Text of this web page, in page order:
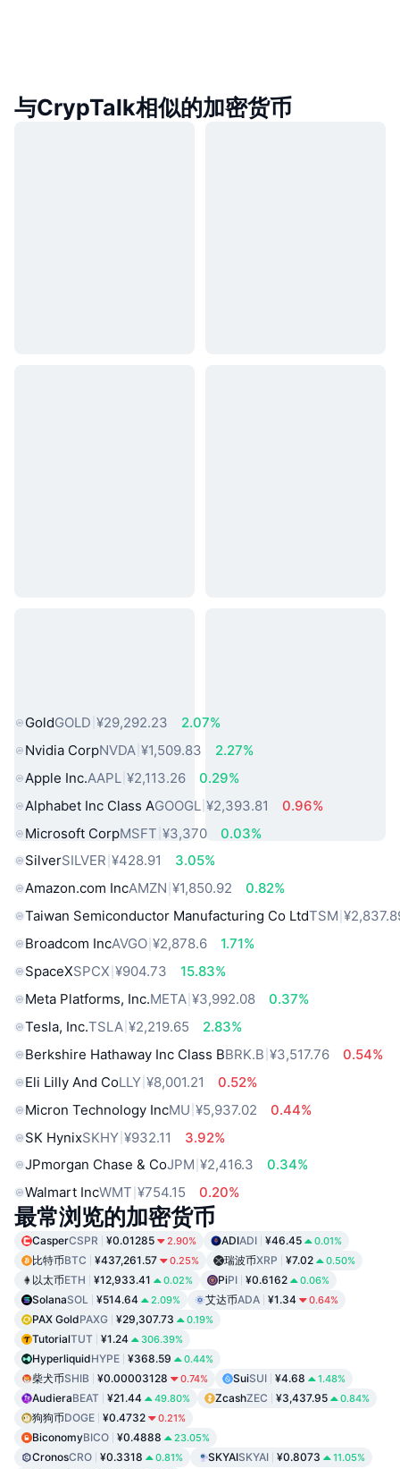
与CrypTalk相似的加密货币
GoldGOLD ¥29,292.23
2.07%
Nvidia CorpNVDA ¥1,509.83
2.27%
Apple Inc.AAPL ¥2,113.26
0.29%
Alphabet Inc Class AGOOGL ¥2,393.81
0.96%
Microsoft CorpMSFT ¥3,370
0.03%
SilverSILVER ¥428.91
3.05%
Amazon.com IncAMZN ¥1,850.92
0.82%
Taiwan Semiconductor Manufacturing Co LtdTSM
Broadcom IncAVGO ¥2,878.6
1.71%
SpaceXSPCX ¥904.73
15.83%
Meta Platforms, Inc.META ¥3,992.08
0.37%
Tesla, Inc.TSLA ¥2,219.65
2.83%
Berkshire Hathaway Inc Class BBRK.B ¥3,517.76
0.54%
Eli Lilly And CoLLY ¥8,001.21
0.52%
Micron Technology IncMU ¥5,937.02
0.44%
SK HynixSKHY ¥932.11
3.92%
JPmorgan Chase & CoJPM ¥2,416.3
0.34%
Walmart IncWMT ¥754.15 0.20%
最常浏览的加密货币
CasperCSPR ¥0.01285 2.90% ADIADI ¥46.45 0.01%
比特币BTC ¥437,261.57 0.25% 瑞波币XRP ¥7.02 0.50%
以太币ETH ¥12,933.41 0.02% PiPI ¥0.6162 0.06%
SolanaSOL ¥514.64 2.09% 艾达币ADA ¥1.34 0.64%
PAX GoldPAXG ¥29,307.73 0.19%
TutorialTUT ¥1.24 306.39%
HyperliquidHYPE ¥368.59 0.44%
柴犬币SHIB ¥0.00003128 0.74% SuiSUI ¥4.68 1.48%
AudieraBEAT ¥21.44 49.80% ZcashZEC ¥3,437.95 0.84%
狗狗币DOGE ¥0.4732 0.21%
BiconomyBICO ¥0.4888 23.05%
CronosCRO ¥0.3318 0.81% SKYAISKYAI ¥0.8073 11.05%